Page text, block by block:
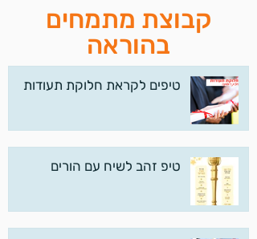
קבוצת מתמחים
בהוראה
טיפים לקראת חלוקת תעודות
טיפ זהב לשיח עם הורים